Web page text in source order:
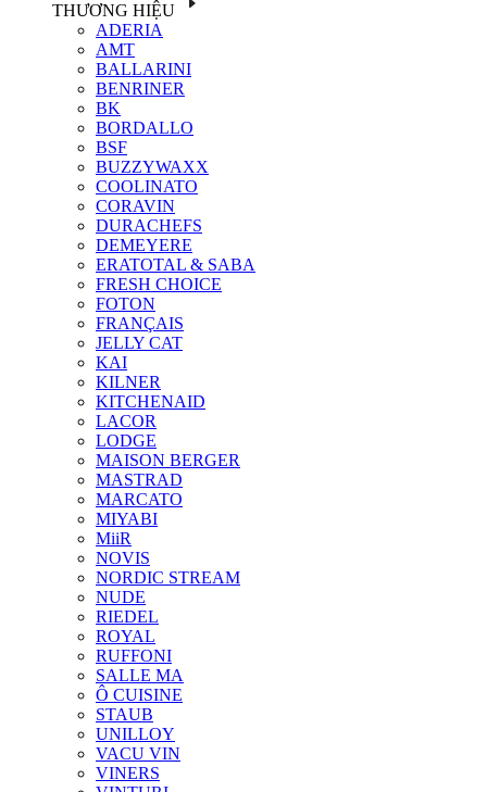
THƯƠNG HIỆU
ADERIA
AMT
BALLARINI
BENRINER
BK
BORDALLO
BSF
BUZZYWAXX
COOLINATO
CORAVIN
DURACHEFS
DEMEYERE
ERATOTAL & SABA
FRESH CHOICE
FOTON
FRANÇAIS
JELLY CAT
KAI
KILNER
KITCHENAID
LACOR
LODGE
MAISON BERGER
MASTRAD
MARCATO
MIYABI
MiiR
NOVIS
NORDIC STREAM
NUDE
RIEDEL
ROYAL
RUFFONI
SALLE MA
Ô CUISINE
STAUB
UNILLOY
VACU VIN
VINERS